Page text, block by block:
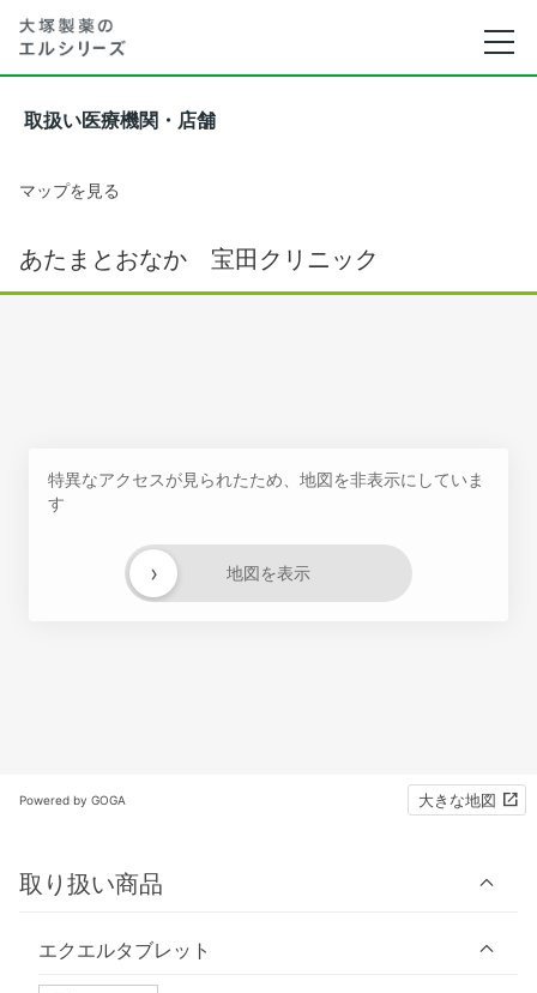
取扱い医療機関・店舗
マップを見る
あたまとおなか 宝田クリニック
特異なアクセスが見られたため、地図を非表示にしていま
す
地図を表示
›
Powered by GOGA 大きな地図
取り扱い商品
エクエルタブレット